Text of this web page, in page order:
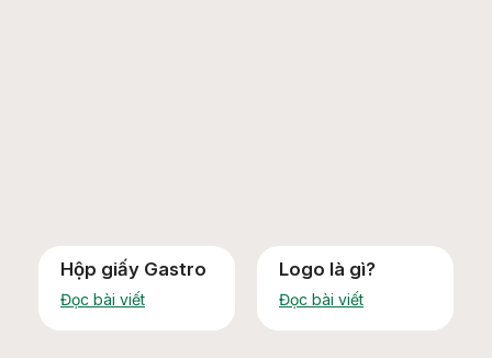
Hộp giấy Gastro
Đọc bài viết
Logo là gì?
Đọc bài viết